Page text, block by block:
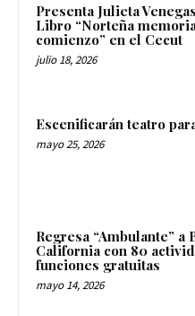
Presenta Julieta
Libro “Norteña
comienzo” en el Cecut
julio 18, 2026
Escenificarán teatro
mayo 25, 2026
Regresa “Ambulante” a
California con 80
funciones gratuitas
mayo 14, 2026